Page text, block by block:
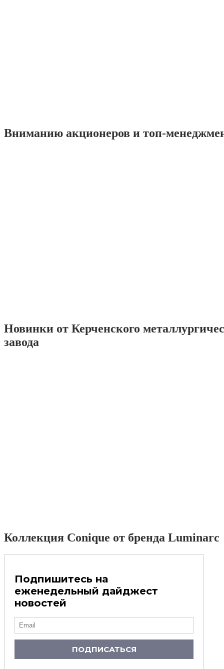
Вниманию акционеров и топ-
Новинки от Керченского
завода
Коллекция Conique от бренда Luminarc
Подпишитесь на
еженедельный дайджест
новостей
ПОДПИСАТЬСЯ